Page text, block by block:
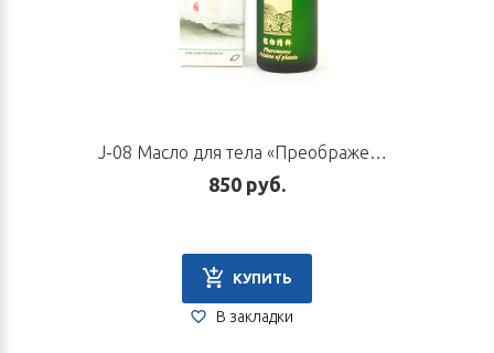
J-08 Масло для тела «Преображение», 30 мл
850 руб.
КУПИТЬ
В закладки